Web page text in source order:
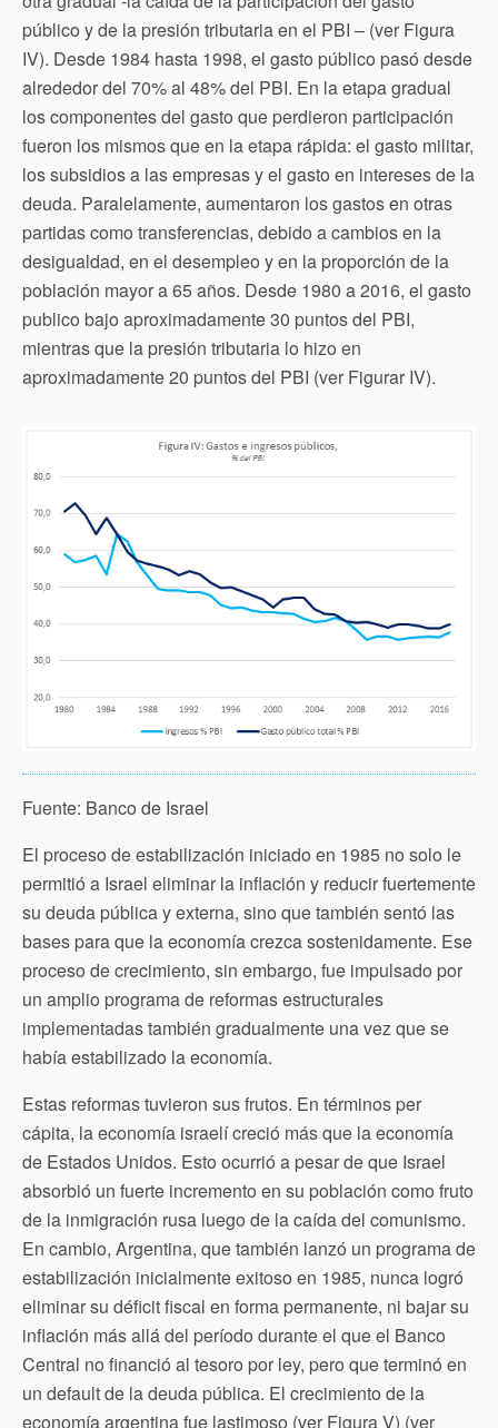
público y de la presión tributaria en el PBI – (ver Figura
IV). Desde 1984 hasta 1998, el gasto público pasó desde
alrededor del 70% al 48% del PBI. En la etapa gradual
los componentes del gasto que perdieron participación
fueron los mismos que en la etapa rápida: el gasto militar,
los subsidios a las empresas y el gasto en intereses de la
deuda. Paralelamente, aumentaron los gastos en otras
partidas como transferencias, debido a cambios en la
desigualdad, en el desempleo y en la proporción de la
población mayor a 65 años. Desde 1980 a 2016, el gasto
publico bajo aproximadamente 30 puntos del PBI,
mientras que la presión tributaria lo hizo en
aproximadamente 20 puntos del PBI (ver Figurar IV).
Fuente: Banco de Israel
El proceso de estabilización iniciado en 1985 no solo le
permitió a Israel eliminar la inflación y reducir fuertemente
su deuda pública y externa, sino que también sentó las
bases para que la economía crezca sostenidamente. Ese
proceso de crecimiento, sin embargo, fue impulsado por
un amplio programa de reformas estructurales
implementadas también gradualmente una vez que se
había estabilizado la economía.
Estas reformas tuvieron sus frutos. En términos per
cápita, la economía israelí creció más que la economía
de Estados Unidos. Esto ocurrió a pesar de que Israel
absorbió un fuerte incremento en su población como fruto
de la inmigración rusa luego de la caída del comunismo.
En cambio, Argentina, que también lanzó un programa de
estabilización inicialmente exitoso en 1985, nunca logró
eliminar su déficit fiscal en forma permanente, ni bajar su
inflación más allá del período durante el que el Banco
Central no financió al tesoro por ley, pero que terminó en
un default de la deuda pública. El crecimiento de la
economía argentina fue lastimoso (ver Figura V) (ver